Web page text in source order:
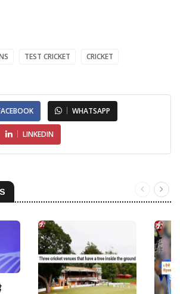
TEST CRICKET CRICKET
WHATSAPP
LINKEDIN